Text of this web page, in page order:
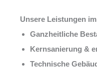
Unsere Leistungen
Ganzheitliche
Kernsanierung &
Technische